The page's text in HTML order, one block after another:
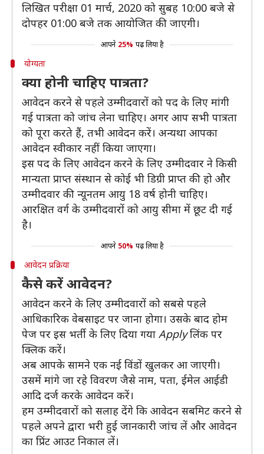
लिखित परीक्षा 01 मार्च, 2020 को सुबह 10:00 बजे से
दोपहर 01:00 बजे तक आयोजित की जाएगी।
आपने 25% पढ़ लिया है
योग्यता
क्या होनी चाहिए पात्रता?
आवेदन करने से पहले उम्मीदवारों को पद के लिए मांगी
गई पात्रता को जांच लेना चाहिए। अगर आप सभी पात्रता
को पूरा करते हैं, तभी आवेदन करें। अन्यथा आपका
आवेदन स्वीकार नहीं किया जाएगा।
इस पद के लिए आवेदन करने के लिए उम्मीदवार ने किसी
मान्यता प्राप्त संस्थान से कोई भी डिग्री प्राप्त की हो और
उम्मीदवार की न्यूनतम आयु 18 वर्ष होनी चाहिए।
आरक्षित वर्ग के उम्मीदवारों को आयु सीमा में छूट दी गई
है।
आपने 50% पढ़ लिया है
आवेदन प्रक्रिया
कैसे करें आवेदन?
आवेदन करने के लिए उम्मीदवारों को सबसे पहले
आधिकारिक वेबसाइट पर जाना होगा। उसके बाद होम
पेज पर इस भर्ती के लिए दिया गया Applyलिंक पर
क्लिक करें।
अब आपके सामने एक नई विंडों खुलकर आ जाएगी।
उसमें मांगे जा रहे विवरण जैसे नाम, पता, ईमेल आईडी
आदि दर्ज करके आवेदन करें।
हम उम्मीदवारों को सलाह देंगे कि आवेदन सबमिट करने से
पहले अपने द्वारा भरी हुई जानकारी जांच लें और आवेदन
का प्रिंट आउट निकाल लें।